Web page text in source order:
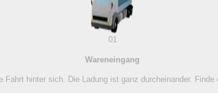
01
Wareneingang
Fahrt hinter sich. Die Ladung ist ganz durcheinander.